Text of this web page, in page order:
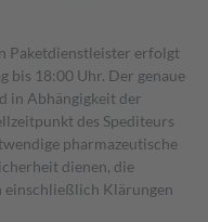
Paketdienstleister erfolgt
bis 18:00 Uhr. Der genaue
in Abhängigkeit der
des Spediteurs
pharmazeutische
dienen, die
Klärungen